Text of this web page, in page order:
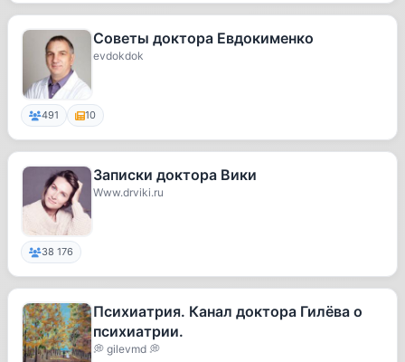
Советы доктора Евдокименко
evdokdok
491 10
Записки доктора Вики
Www.drviki.ru
38 176
Психиатрия. Канал доктора Гилёва о
психиатрии.
💭 gilevmd 💭